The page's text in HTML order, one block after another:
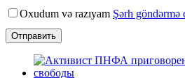
Oxudum və razıyam Şərh göndərmə
Отправить